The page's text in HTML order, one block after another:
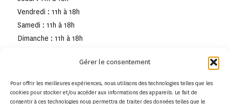
Gérer le consentement
Pour offrir les meilleures expériences, nous utilisons des technologies telles que les
cookies pour stocker et/ou accéder aux informations des appareils. Le fait de
consentir à ces technologies nous permettra de traiter des données telles que le
Vendredi : 11h à 18h
Samedi : 11h à 18h
Dimanche : 11h à 18h